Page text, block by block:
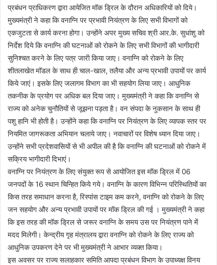
प्रबंधन प्राधिकरण द्वारा आयेजित मॉक ड्रिल के दौरान अधिकारियों को दिये।
मुख्यमंत्री ने कहा कि वनाग्नि पर प्रभावी नियंत्रण के लिए सभी विभागों को
एकजुटता से कार्य करना होगा। उन्होंने अपर मुख्य सचिव श्री आर.के. सुधांशु को
निर्देश दिये कि वनाग्नि की घटनाओं को रोकने के लिए सभी विभागों की भागीदारी
सुनिश्चत करने के लिए पत्र जारी किया जाए। वनाग्नि को रोकने के लिए
शीतलाखेत मॉडल के साथ ही चाल-खाल, तलैया और अन्य प्रभावी उपायों पर कार्य
किये जाएं। इसके लिए जलागम विभाग का भी सहयोग लिया जाए। आधुनिक
तकनीक के प्रयोग पर अधिक बल दिया जाए। मुख्यमंत्री ने कहा कि वनाग्नि से
राज्य को अनेक चुनौतियों से जूझना पड़ता है। वन संपदा के नुकसान के साथ ही
पशु हानि भी होती है। उन्होंने कहा कि वनाग्नि पर नियंत्रण के लिए व्यापक स्तर पर
नियमित जागरूकता अभियान चलाये जाए। नवाचारों पर विशेष ध्यान दिया जाए।
उन्होंने सभी प्रदेशवासियों से भी अपील की है कि वनाग्नि की घटनाओं को रोकने में
सक्रिय भागीदारी दिभाएं।
वनाग्नि पर नियंत्रण के लिए संयुक्त रूप से आयोजित इस मॉक ड्रिल में 06
जनपदों के 16 स्थान चिन्हित किये गये। वनाग्नि के कारण विभिन्न परिस्थितियों का
किस तरह समाधान करना है, रिस्पांस टाइम कम करने, वनाग्नि को रोकने के लिए
जन सहयोग और अन्य प्रभावी उपायों पर मॉक ड्रिल की गई । मुख्यमंत्री ने कहा
कि इस तरह की मॉक ड्रिल से जरूर वनाग्नि के समय उस पर नियंत्रण पाने में
मदद मिलेगी। केन्द्रीय गृह मंत्रालय द्वारा वनाग्नि को रोकने के लिए राज्य को
आधुनिक उपकरण देने पर भी मुख्यमंत्री ने आभार व्यक्त किया।
इस अवसर पर राज्य सलाहकार समिति आपदा प्रबंधन विभाग के उपाध्यक्ष विनय